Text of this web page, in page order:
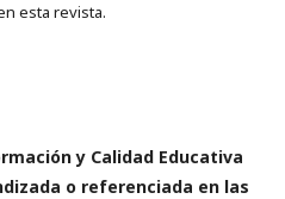
esta revista.
y Calidad Educativa
o referenciada en las